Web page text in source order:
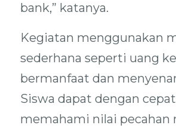
bank,” katanya.
Kegiatan menggunakan
sederhana seperti uang
bermanfaat dan
Siswa dapat dengan cepat
memahami nilai pecahan